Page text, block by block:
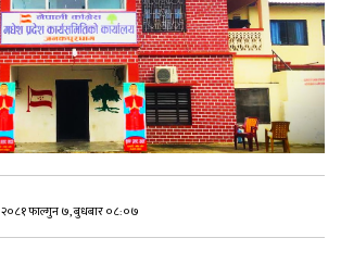
२०८१ फाल्गुन ७, बुधबार ०८:०७